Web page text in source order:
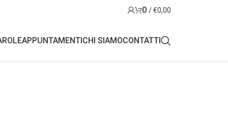
0 /€0,00
APPUNTAMENTICHI SIAMOCONTATTI